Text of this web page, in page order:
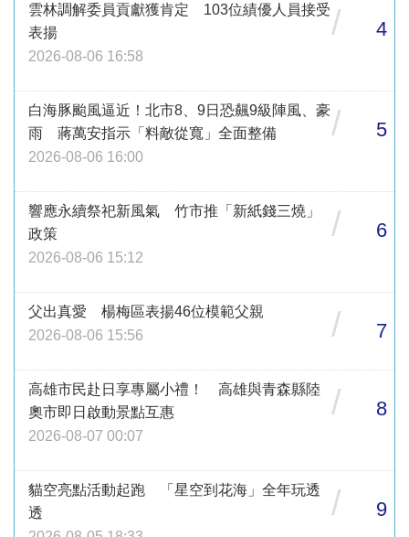
雲林調解委員貢獻獲肯定 103位績優人員接受
表揚
2026-08-06 16:58
/ 4
白海豚颱風逼近！北市8、9日恐飆9級陣風、豪
雨 蔣萬安指示「料敵從寬」全面整備
2026-08-06 16:00
/ 5
響應永續祭祀新風氣 竹市推「新紙錢三燒」
政策
2026-08-06 15:12
/ 6
父出真愛 楊梅區表揚46位模範父親
2026-08-06 15:56
/ 7
高雄市民赴日享專屬小禮！ 高雄與青森縣陸
奧市即日啟動景點互惠
2026-08-07 00:07
/ 8
貓空亮點活動起跑 「星空到花海」全年玩透
透
/ 9